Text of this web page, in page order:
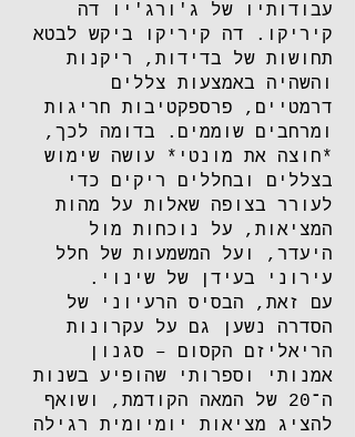
עבודותיו של ג'ורג'יו דה
קיריקו. דה קיריקו ביקש לבטא
תחושות של בדידות, ריקנות
והשהיה באמצעות צללים
דרמטיים, פרספקטיבות חריגות
ומרחבים שוממים. בדומה לכך,
*חוצה את מונטי* עושה שימוש
בצללים ובחללים ריקים כדי
לעורר בצופה שאלות על מהות
המציאות, על נוכחות מול
היעדר, ועל המשמעות של חלל
עירוני בעידן של שינוי.
עם זאת, הבסיס הרעיוני של
הסדרה נשען גם על עקרונות
הריאליזם הקסום – סגנון
אמנותי וספרותי שהופיע בשנות
ה־20 של המאה הקודמת, ושואף
להציג מציאות יומיומית רגילה